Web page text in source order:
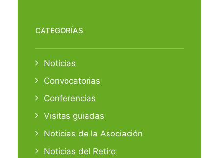
CATEGORÍAS
Noticias
Convocatorias
Conferencias
Visitas guiadas
Noticias de la Asociación
Noticias del Retiro